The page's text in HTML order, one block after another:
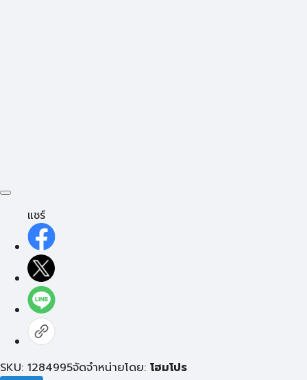
แชร์
SKU: 1284995จัดจำหน่ายโดย: โฮมโปร